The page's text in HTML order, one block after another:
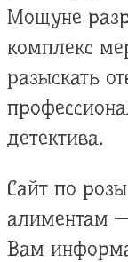
Мощуне
комплекс
разыскать
детектива.
Сайт по
алиментам
Вам